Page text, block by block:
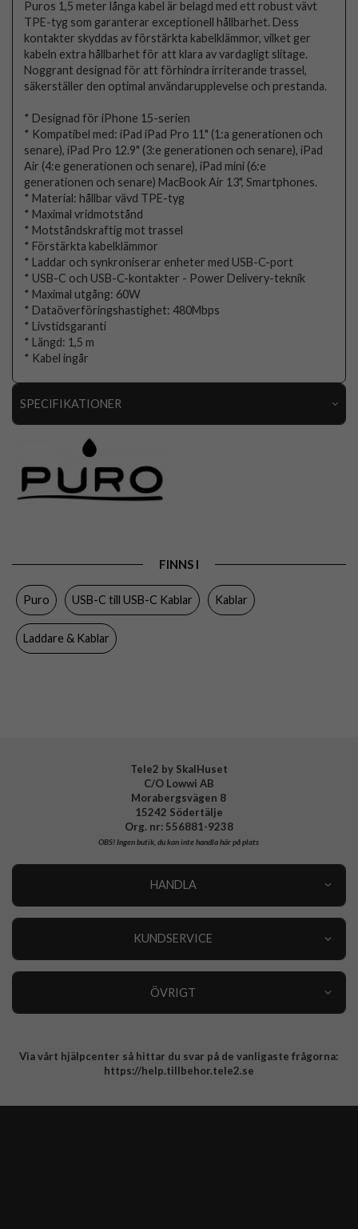
Puros 1,5 meter långa kabel är belagd med ett robust vävt
TPE-tyg som garanterar exceptionell hållbarhet. Dess
kontakter skyddas av förstärkta kabelklämmor, vilket ger
kabeln extra hållbarhet för att klara av vardagligt slitage.
Noggrant designad för att förhindra irriterande trassel,
säkerställer den optimal användarupplevelse och prestanda.
* Designad för iPhone 15-serien
* Kompatibel med: iPad iPad Pro 11" (1:a generationen och
senare), iPad Pro 12.9" (3:e generationen och senare), iPad
Air (4:e generationen och senare), iPad mini (6:e
generationen och senare) MacBook Air 13", Smartphones.
* Material: hållbar vävd TPE-tyg
* Maximal vridmotstånd
* Motståndskraftig mot trassel
* Förstärkta kabelklämmor
* Laddar och synkroniserar enheter med USB-C-port
* USB-C och USB-C-kontakter - Power Delivery-teknik
* Maximal utgång: 60W
* Dataöverföringshastighet: 480Mbps
* Livstidsgaranti
* Längd: 1,5 m
* Kabel ingår
SPECIFIKATIONER
Artikelnummer
Produkttyp
Färg
FINNS I
Puro USB-C till USB-C Kablar Kablar
Laddare & Kablar
Tele2 by SkalHuset
C/O Lowwi AB
Morabergsvägen 8
15242 Södertälje
Org. nr: 556881-9238
OBS!Ingen butik, du kan inte handla här på plats
HANDLA
KUNDSERVICE
ÖVRIGT
Integritetspolicy
Via vårt hjälpcenter så hittar du svar på de vanligaste frågorna:
https://help.tillbehor.tele2.se